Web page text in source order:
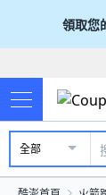
領取您
全部